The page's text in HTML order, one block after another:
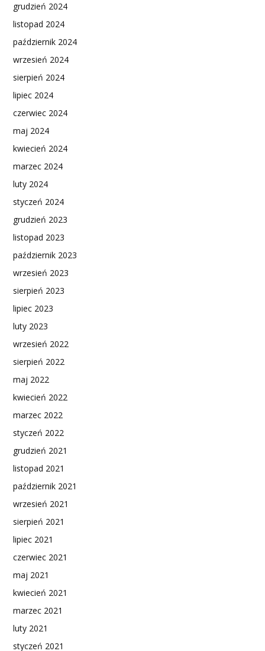
grudzień 2024
listopad 2024
październik 2024
wrzesień 2024
sierpień 2024
lipiec 2024
czerwiec 2024
maj 2024
kwiecień 2024
marzec 2024
luty 2024
styczeń 2024
grudzień 2023
listopad 2023
październik 2023
wrzesień 2023
sierpień 2023
lipiec 2023
luty 2023
wrzesień 2022
sierpień 2022
maj 2022
kwiecień 2022
marzec 2022
styczeń 2022
grudzień 2021
listopad 2021
październik 2021
wrzesień 2021
sierpień 2021
lipiec 2021
czerwiec 2021
maj 2021
kwiecień 2021
marzec 2021
luty 2021
styczeń 2021